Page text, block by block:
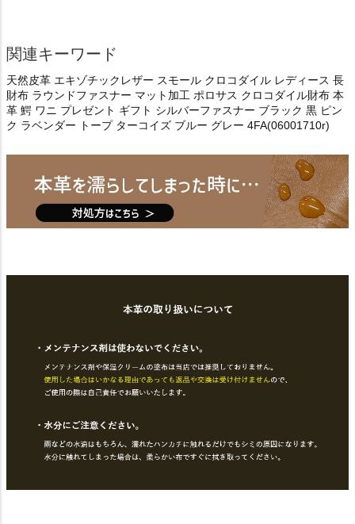
関連キーワード
天然皮革 エキゾチックレザー スモール クロコダイル レディース 長
財布 ラウンドファスナー マット加工 ポロサス クロコダイル財布 本
革 鰐 ワニ プレゼント ギフト シルバーファスナー ブラック 黒 ピン
ク ラベンダー トープ ターコイズ ブルー グレー 4FA(06001710r)